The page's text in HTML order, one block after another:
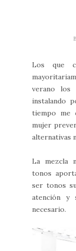
Los que
verano los
instalando
tiempo me
mujer
alternativas
La mezcla
tonos
ser tonos
atención y
necesario.